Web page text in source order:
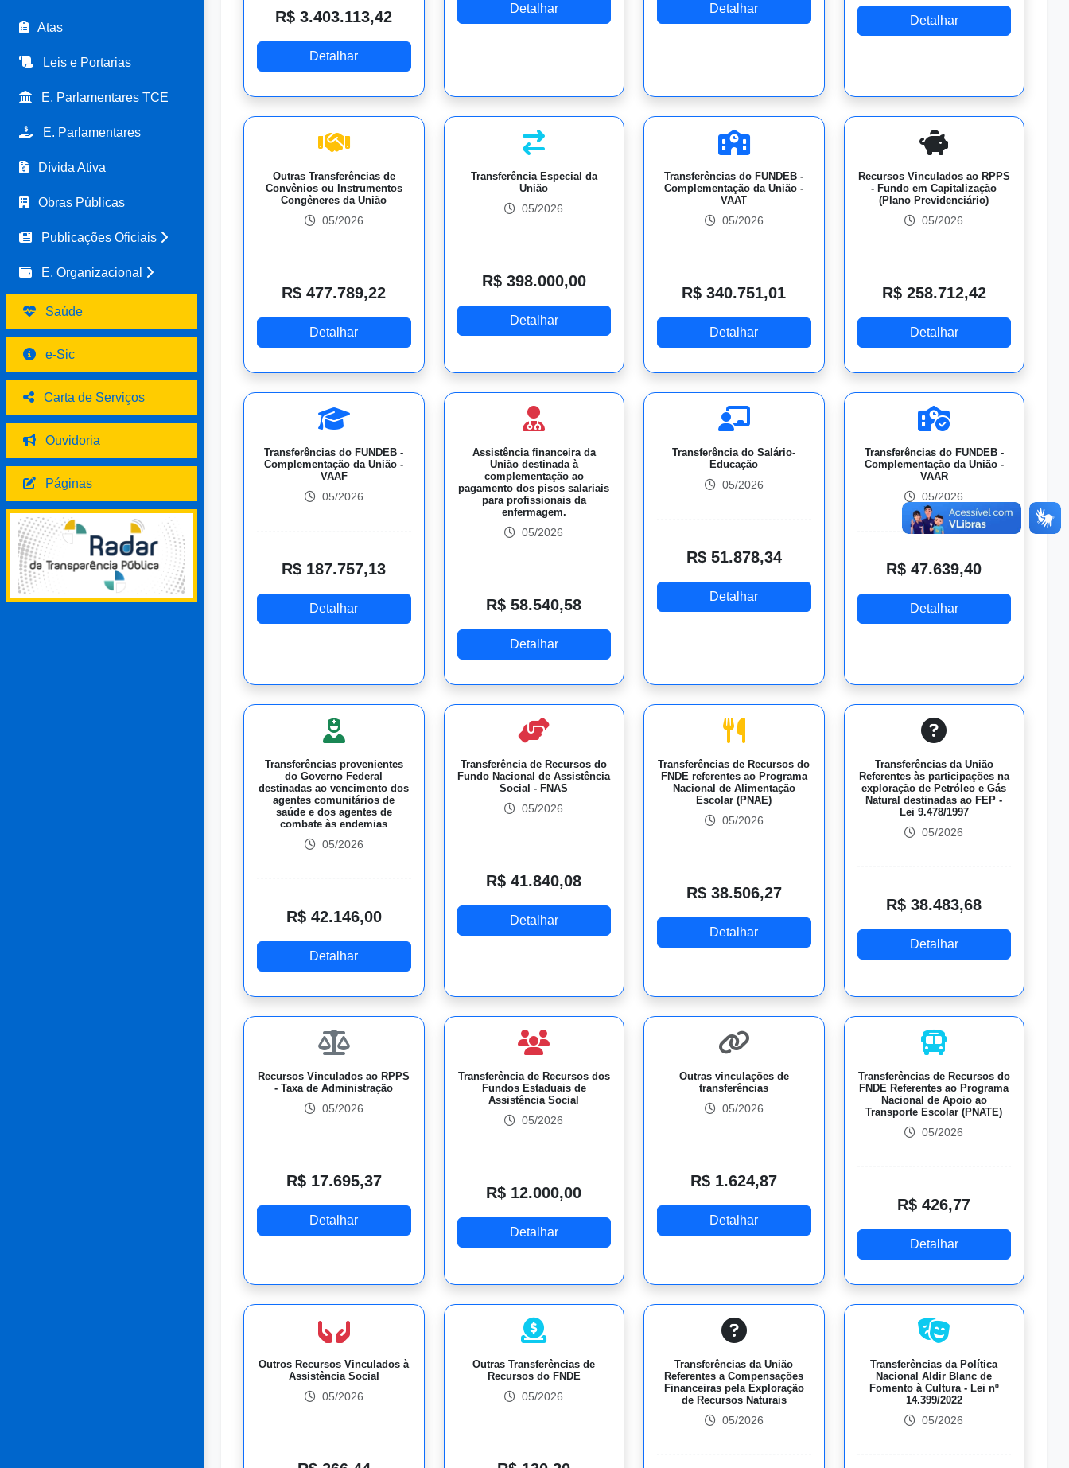
Atas
Leis e Portarias
E. Parlamentares TCE
E. Parlamentares
Dívida Ativa
Obras Públicas
Publicações Oficiais
E. Organizacional
Saúde
e-Sic
Carta de Serviços
Ouvidoria
Páginas
R$ 3.403.113,42
Detalhar
Detalhar Detalhar
Detalhar
Outras Transferências de
Convênios ou Instrumentos
Congêneres da União
05/2026
R$ 477.789,22
Detalhar
Transferência Especial da
União
05/2026
R$ 398.000,00
Detalhar
Transferências do FUNDEB -
Complementação da União -
VAAT
05/2026
R$ 340.751,01
Detalhar
Recursos Vinculados ao RPPS
- Fundo em Capitalização
(Plano Previdenciário)
05/2026
R$ 258.712,42
Detalhar
Transferências do FUNDEB -
Complementação da União -
VAAF
05/2026
R$ 187.757,13
Detalhar
Assistência financeira da
União destinada à
complementação ao
pagamento dos pisos salariais
para profissionais da
enfermagem.
05/2026
R$ 58.540,58
Detalhar
Transferência do Salário-
Educação
05/2026
R$ 51.878,34
Detalhar
Transferências do FUNDEB -
Complementação da União -
VAAR
05/2026
R$ 47.639,40
Detalhar
Transferências provenientes
do Governo Federal
destinadas ao vencimento dos
agentes comunitários de
saúde e dos agentes de
combate às endemias
05/2026
R$ 42.146,00
Detalhar
Transferência de Recursos do
Fundo Nacional de Assistência
Social - FNAS
05/2026
R$ 41.840,08
Detalhar
Transferências de Recursos do
FNDE referentes ao Programa
Nacional de Alimentação
Escolar (PNAE)
05/2026
R$ 38.506,27
Detalhar
Transferências da União
Referentes às participações na
exploração de Petróleo e Gás
Natural destinadas ao FEP -
Lei 9.478/1997
05/2026
R$ 38.483,68
Detalhar
Recursos Vinculados ao RPPS
- Taxa de Administração
05/2026
R$ 17.695,37
Detalhar
Transferência de Recursos dos
Fundos Estaduais de
Assistência Social
05/2026
R$ 12.000,00
Detalhar
Outras vinculações de
transferências
05/2026
R$ 1.624,87
Detalhar
Transferências de Recursos do
FNDE Referentes ao Programa
Nacional de Apoio ao
Transporte Escolar (PNATE)
05/2026
R$ 426,77
Detalhar
Outros Recursos Vinculados à
Assistência Social
05/2026
Outras Transferências de
Recursos do FNDE
05/2026
Transferências da União
Referentes a Compensações
Financeiras pela Exploração
de Recursos Naturais
05/2026
Transferências da Política
Nacional Aldir Blanc de
Fomento à Cultura - Lei nº
14.399/2022
05/2026